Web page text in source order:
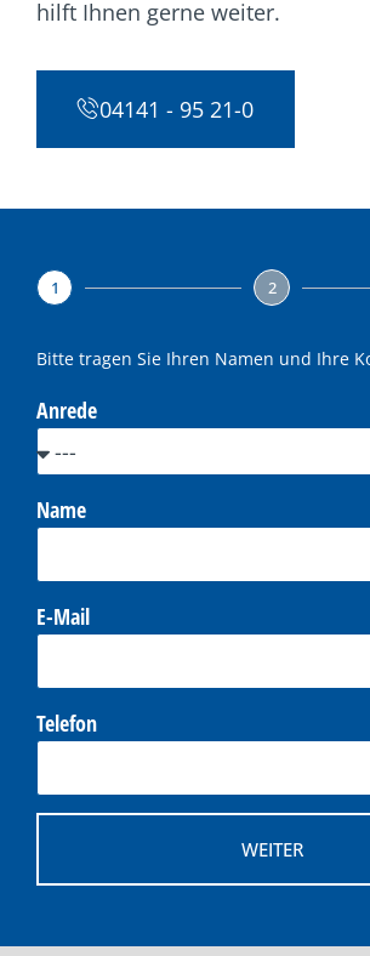
hilft Ihnen gerne weiter.
04141 - 95 21-0
1 2
Bitte tragen Sie Ihren Namen und Ihre
Anrede
Name
E-Mail
Telefon
WEITER